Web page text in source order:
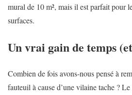
mural de 10 m², mais il est parfait pour
surfaces.
Un vrai gain de temps
Combien de fois avons-nous pensé à
fauteuil à cause d’une vilaine tache ?